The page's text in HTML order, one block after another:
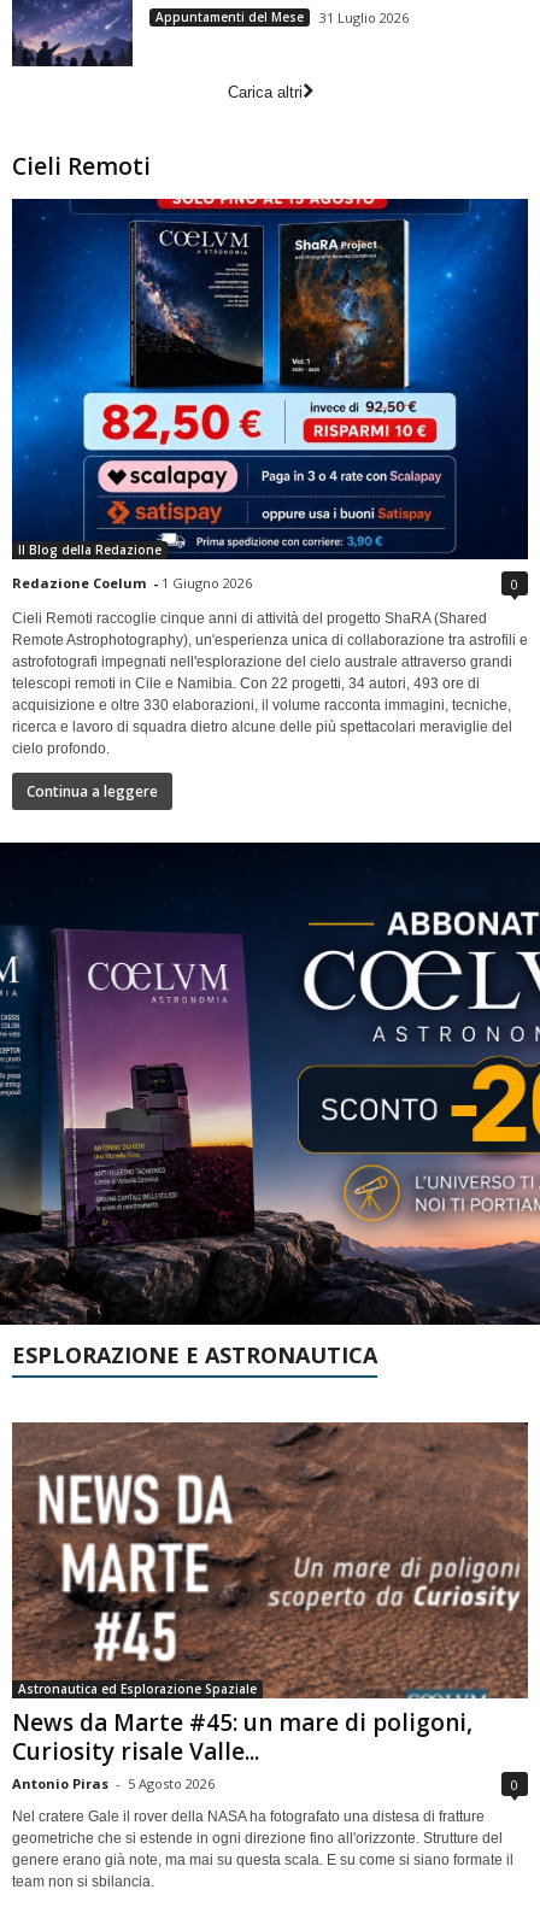
Appuntamenti del Mese 31 Luglio 2026
Carica altri
Cieli Remoti
Il Blog della Redazione
Redazione Coelum - 1 Giugno 2026 0
Cieli Remoti raccoglie cinque anni di attività del progetto ShaRA (Shared
Remote Astrophotography), un'esperienza unica di collaborazione tra astrofili e
astrofotografi impegnati nell'esplorazione del cielo australe attraverso grandi
telescopi remoti in Cile e Namibia. Con 22 progetti, 34 autori, 493 ore di
acquisizione e oltre 330 elaborazioni, il volume racconta immagini, tecniche,
ricerca e lavoro di squadra dietro alcune delle più spettacolari meraviglie del
cielo profondo.
Continua a leggere
ESPLORAZIONE E ASTRONAUTICA
Astronautica ed Esplorazione Spaziale
News da Marte #45: un mare di poligoni,
Curiosity risale Valle...
Antonio Piras - 5 Agosto 2026 0
Nel cratere Gale il rover della NASA ha fotografato una distesa di fratture
geometriche che si estende in ogni direzione fino all'orizzonte. Strutture del
genere erano già note, ma mai su questa scala. E su come si siano formate il
team non si sbilancia.